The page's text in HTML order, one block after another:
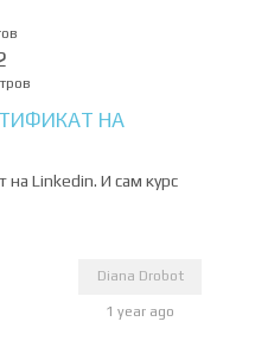
НА
на Linkedin. И сам курс
Diana Drobot
1 year ago